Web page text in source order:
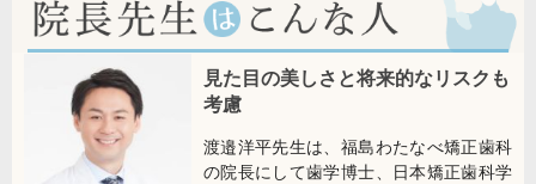
見た目の美しさと将来的なリスクも
考慮
渡邉洋平先生は、福島わたなべ矯正歯科
の院長にして歯学博士、日本矯正歯科学